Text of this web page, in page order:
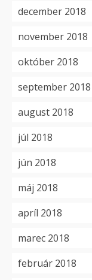
december 2018
november 2018
október 2018
september 2018
august 2018
júl 2018
jún 2018
máj 2018
apríl 2018
marec 2018
február 2018